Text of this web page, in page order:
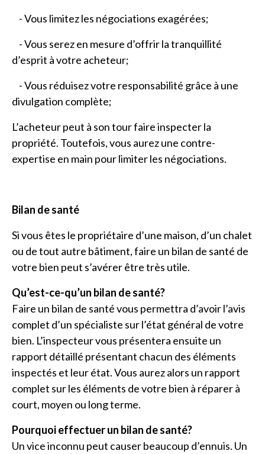
- Vous limitez les négociations exagérées;
- Vous serez en mesure d’offrir la tranquillité
d’esprit à votre acheteur;
- Vous réduisez votre responsabilité grâce à une
divulgation complète;
L’acheteur peut à son tour faire inspecter la
propriété. Toutefois, vous aurez une contre-
expertise en main pour limiter les négociations.
Bilan de santé
Si vous êtes le propriétaire d’une maison, d’un chalet
ou de tout autre bâtiment, faire un bilan de santé de
votre bien peut s’avérer être très utile.
Qu’est-ce-qu’un bilan de santé?
Faire un bilan de santé vous permettra d’avoir l’avis
complet d’un spécialiste sur l’état général de votre
bien. L’inspecteur vous présentera ensuite un
rapport détaillé présentant chacun des éléments
inspectés et leur état. Vous aurez alors un rapport
complet sur les éléments de votre bien à réparer à
court, moyen ou long terme.
Pourquoi effectuer un bilan de santé?
Un vice inconnu peut causer beaucoup d’ennuis. Un